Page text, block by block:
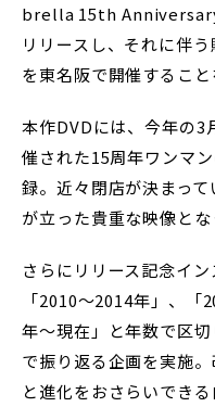
brella 15th
リリースし、それに伴
を東名阪で開催すること
本作DVDには、今年の3
催された15周年ワンマ
録。近々閉店が決まっ
が立った貴重な映像とな
さらにリリース記念イ
「2010〜2014年」、
年〜現在」と年数で区
で振り返る企画を実施
と進化をおさらいできる